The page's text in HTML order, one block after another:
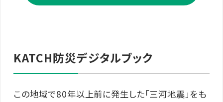
KATCH防災デジタルブック
この地域で80年以上前に発生した「三河地震」をも